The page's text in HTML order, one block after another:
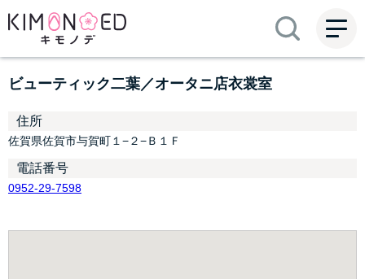
ME
NU
ビューティック二葉／オータニ店衣裳室
住所
佐賀県佐賀市与賀町１−２−Ｂ１Ｆ
電話番号
0952-29-7598